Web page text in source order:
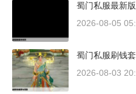
蜀门私服最新
2026-08-05
蜀门私服刷钱
2026-08-03